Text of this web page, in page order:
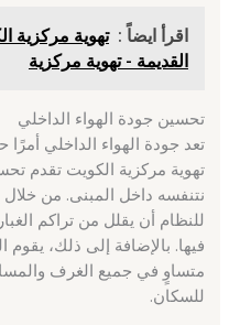
اقرأ ايضاً :
القديمة - تهوية مركزية
تحسين جودة الهواء الداخلي
تعد جودة الهواء الداخلي
تهوية مركزية الكويت تقدم
نتنفسه داخل المبنى. من خلال
للنظام أن يقلل من تراكم
فيها. بالإضافة إلى ذلك، يقوم
متساوٍ في جميع الغرف
للسكان.